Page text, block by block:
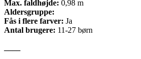
Max. faldhøjde: 0,98 m
Aldersgruppe:
Fås i flere farver: Ja
Antal brugere: 11-27 børn